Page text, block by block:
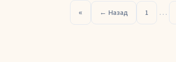
« ← Назад 1 …